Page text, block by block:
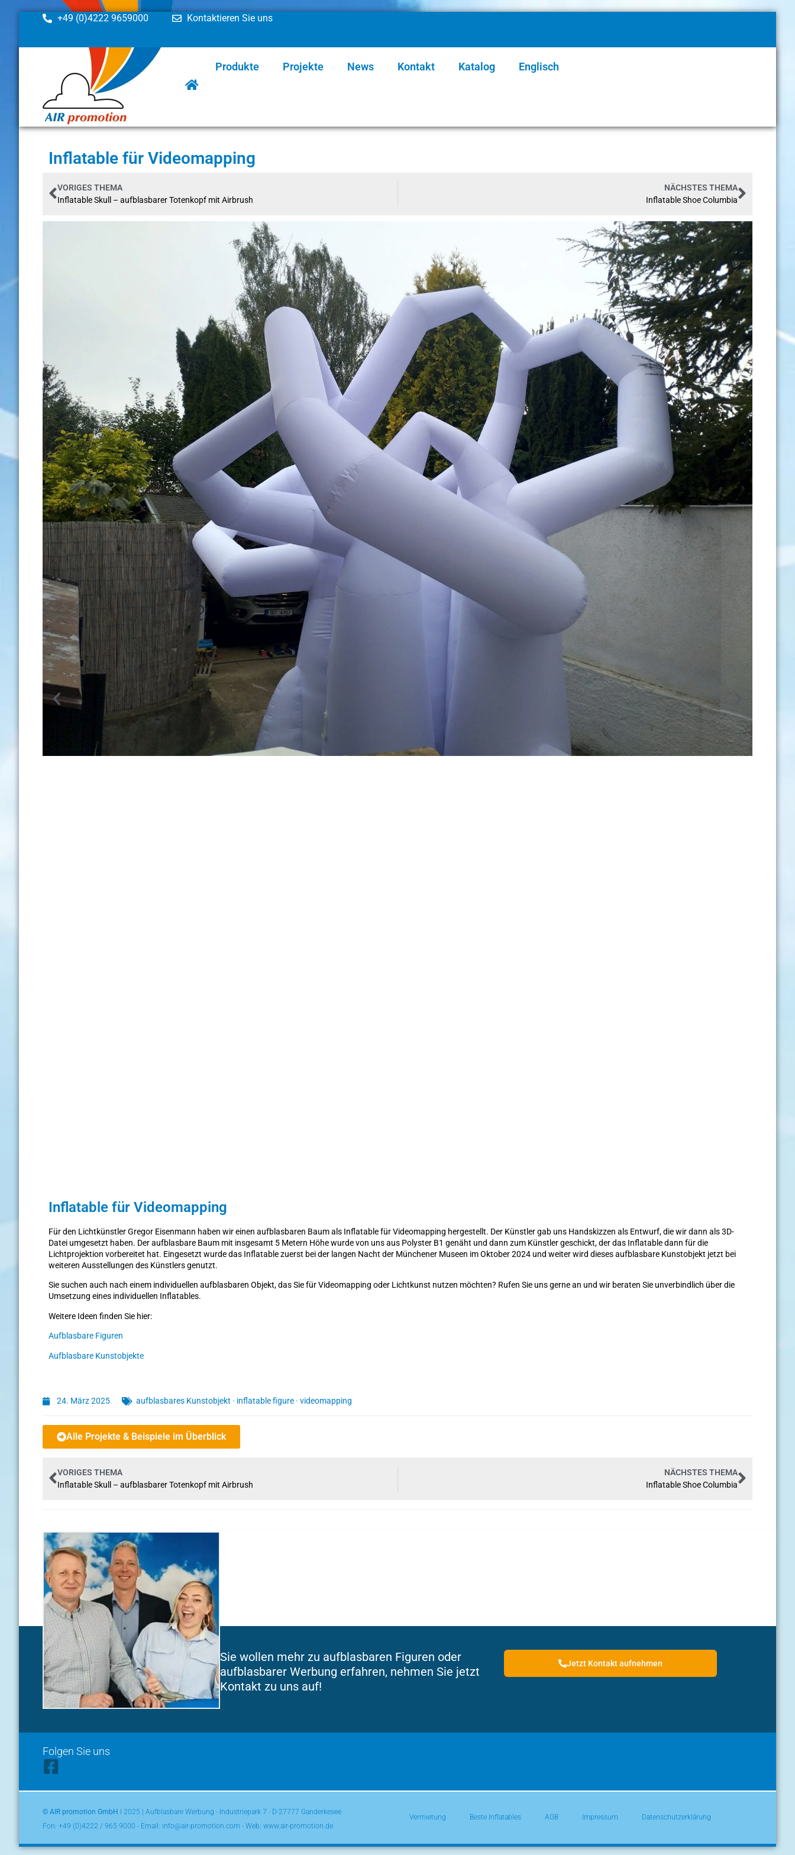
+49 (0)4222 9659000 Kontaktieren Sie uns
Produkte Projekte News Kontakt Katalog Englisch
Inflatable für Videomapping
VORIGES THEMA
Inflatable Skull – aufblasbarer Totenkopf mit Airbrush
NÄCHSTES THEMA
Inflatable Shoe Columbia
Inflatable für Videomapping
Für den Lichtkünstler Gregor Eisenmann haben wir einen aufblasbaren Baum als Inflatable für Videomapping hergestellt. Der Künstler gab uns Handskizzen als Entwurf, die wir dann als 3D-
Datei umgesetzt haben. Der aufblasbare Baum mit insgesamt 5 Metern Höhe wurde von uns aus Polyster B1 genäht und dann zum Künstler geschickt, der das Inflatable dann für die
Lichtprojektion vorbereitet hat. Eingesetzt wurde das Inflatable zuerst bei der langen Nacht der Münchener Museen im Oktober 2024 und weiter wird dieses aufblasbare Kunstobjekt jetzt bei
weiteren Ausstellungen des Künstlers genutzt.
Sie suchen auch nach einem individuellen aufblasbaren Objekt, das Sie für Videomapping oder Lichtkunst nutzen möchten? Rufen Sie uns gerne an und wir beraten Sie unverbindlich über die
Umsetzung eines individuellen Inflatables.
Weitere Ideen finden Sie hier:
Aufblasbare Figuren
Aufblasbare Kunstobjekte
24. März 2025 aufblasbares Kunstobjekt · inflatable figure · videomapping
Alle Projekte & Beispiele im Überblick
VORIGES THEMA
Inflatable Skull – aufblasbarer Totenkopf mit Airbrush
NÄCHSTES THEMA
Inflatable Shoe Columbia
Sie wollen mehr zu aufblasbaren Figuren oder
aufblasbarer Werbung erfahren, nehmen Sie jetzt
Kontakt zu uns auf!
Jetzt Kontakt aufnehmen
Folgen Sie uns
© AIR promotion GmbH
l 2025 | Aufblasbare Werbung - Industriepark 7 - D-27777 Ganderkesee
Fon: +49 (0)4222 / 965 9000 - Email: info@air-promotion.com - Web: www.air-promotion.de
Vermietung Beste Inflatables AGB Impressum Datenschutzerklärung